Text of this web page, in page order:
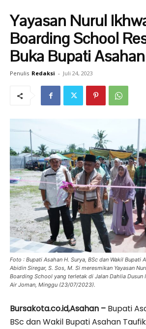
Yayasan Nurul
Boarding School
Buka Bupati Asahan
Penulis Redaksi - Juli 24, 2023
Foto : Bupati Asahan H. Surya, BSc dan Wakil Bupati
Abidin Siregar, S. Sos, M. Si meresmikan Yayasan
Boarding School yang terletak di Jalan Dahlia Dusun
Air Joman, Minggu (23/07/2023).
Bursakota.co.id,Asahan – Bupati
BSc dan Wakil Bupati Asahan